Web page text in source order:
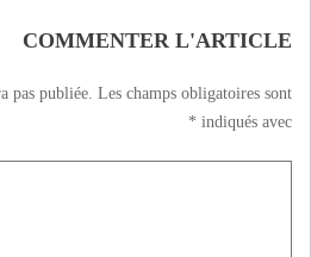
COMMENTER L'ARTICLE
pas publiée. Les champs obligatoires sont
indiqués avec
*